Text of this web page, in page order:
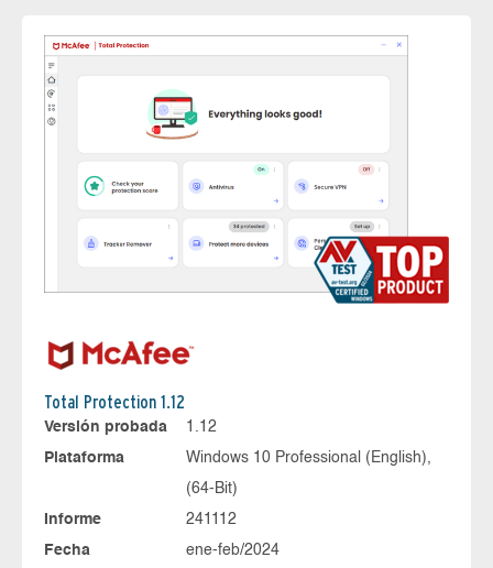
Total Protection 1.12
Versión probada
1.12
Plataforma
Windows 10 Professional (English),
(64-Bit)
Informe
241112
Fecha
ene-feb/2024